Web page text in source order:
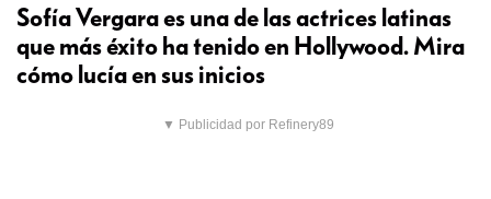
Sofía Vergara es una de las actrices latinas
que más éxito ha tenido en Hollywood. Mira
cómo lucía en sus inicios
▼ Publicidad por Refinery89